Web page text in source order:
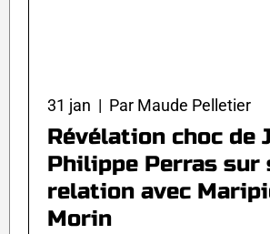
31 jan | Par Maude Pelletier
Révélation choc de
Philippe Perras sur
relation avec
Morin